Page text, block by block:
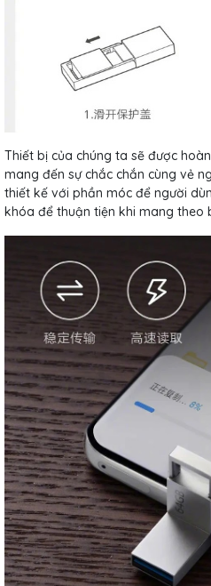
Thiết bị của chúng ta sẽ được
mang đến sự chắc chắn cùng vẻ
thiết kế với phần móc để người
khóa để thuận tiện khi mang theo